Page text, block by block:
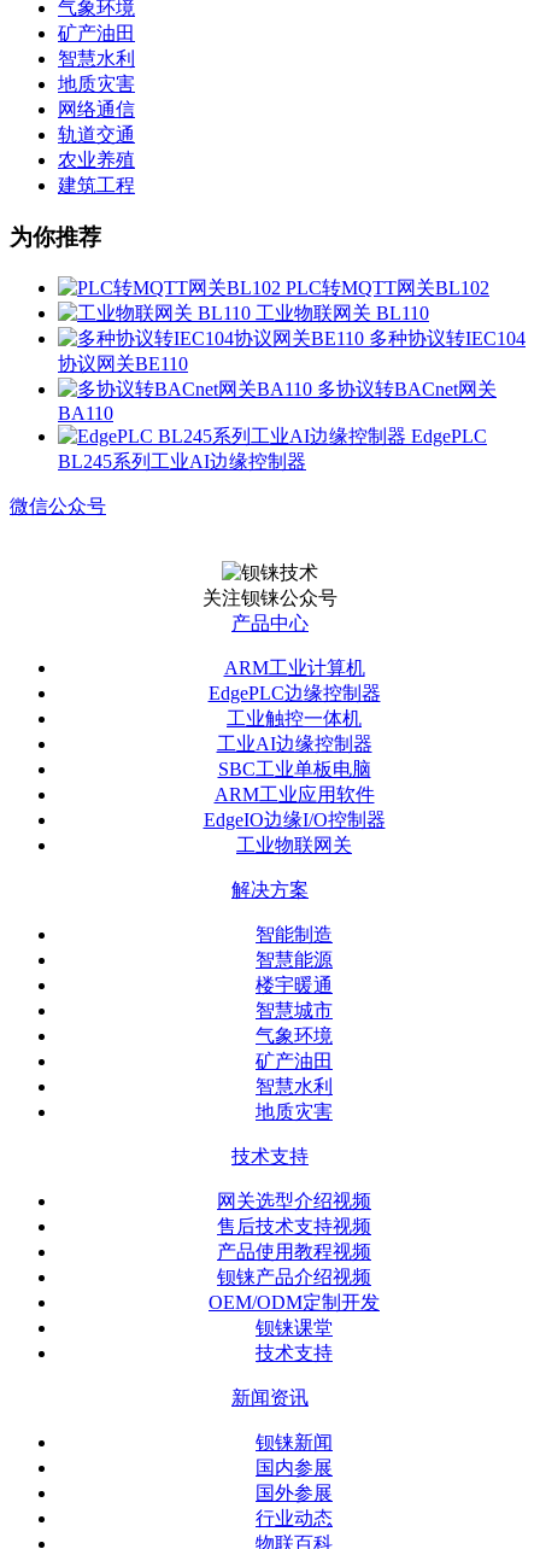
气象环境
矿产油田
智慧水利
地质灾害
网络通信
轨道交通
农业养殖
建筑工程
为你推荐
PLC转MQTT网关BL102
工业物联网关 BL110
多种协议转IEC104
协议网关BE110
多协议转BACnet网关
BA110
EdgePLC
BL245系列工业AI边缘控制器
微信公众号
关注钡铼公众号
产品中心
ARM工业计算机
EdgePLC边缘控制器
工业触控一体机
工业AI边缘控制器
SBC工业单板电脑
ARM工业应用软件
EdgeIO边缘I/O控制器
工业物联网关
解决方案
智能制造
智慧能源
楼宇暖通
智慧城市
气象环境
矿产油田
智慧水利
地质灾害
技术支持
网关选型介绍视频
售后技术支持视频
产品使用教程视频
钡铼产品介绍视频
OEM/ODM定制开发
钡铼课堂
技术支持
新闻资讯
钡铼新闻
国内参展
国外参展
行业动态
物联百科